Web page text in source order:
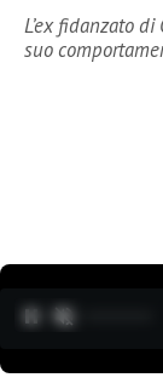
L’ex fidanzato
suo